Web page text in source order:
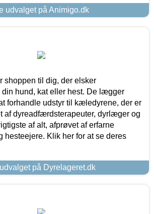
udvalget på Animigo.dk
shoppen til dig, der elsker
din hund, kat eller hest. De lægger
forhandle udstyr til kæledyrene, der er
af dyreadfærdsterapeuter, dyrlæger og
af alt, afprøvet af erfarne
hesteejere. Klik her for at se deres
på Dyrelageret.dk